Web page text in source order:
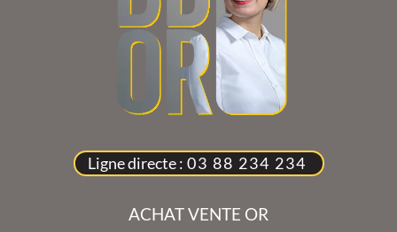
Ligne directe : 03 88 234 234
ACHAT VENTE OR